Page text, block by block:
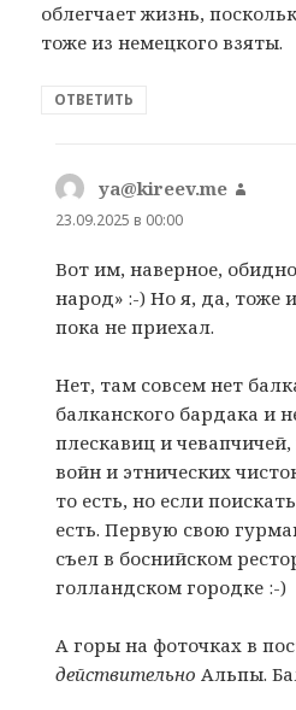
облегчает жизнь,
тоже из немецкого взяты.
ОТВЕТИТЬ
ya@kireev.me
23.09.2025 в 00:00
Вот им, наверное,
народ» :-) Но я, да, тоже
пока не приехал.
Нет, там совсем нет
балканского бардака и
плескавиц и
войн и этнических
то есть, но если
есть. Первую свою
съел в боснийском
голландском городке :-)
А горы на фоточках в
действительно Альпы.